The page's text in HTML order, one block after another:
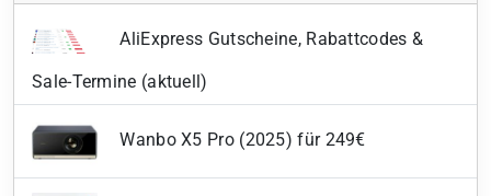
AliExpress Gutscheine, Rabattcodes &
Sale-Termine (aktuell)
Wanbo X5 Pro (2025) für 249€